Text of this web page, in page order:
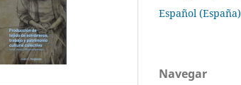
Español (España)
Navegar